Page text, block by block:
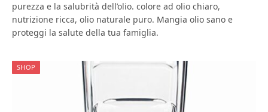
purezza e la salubrità dell’olio. colore ad olio chiaro,
nutrizione ricca, olio naturale puro. Mangia olio sano e
proteggi la salute della tua famiglia.
SHOP